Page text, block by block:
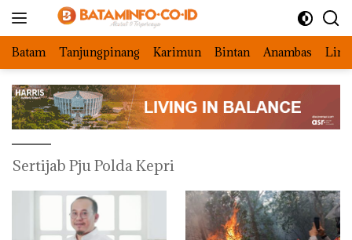
Batam Tanjungpinang Karimun Bintan Anambas
Sertijab Pju Polda Kepri